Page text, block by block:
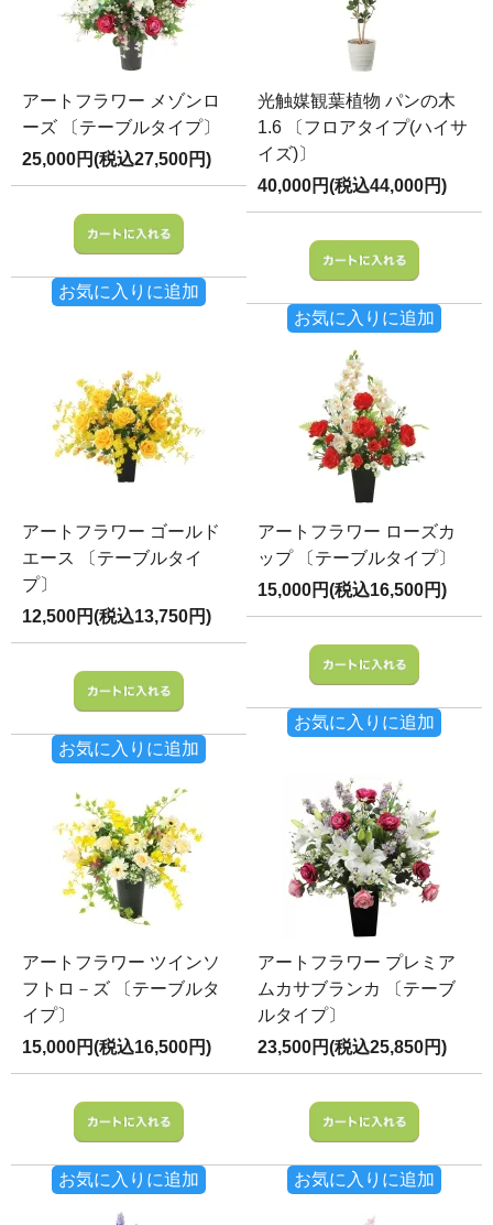
アートフラワー メゾンロ
ーズ 〔テーブルタイプ〕
25,000円(税込27,500円)
お気に入りに追加
光触媒観葉植物 パンの木
1.6 〔フロアタイプ(ハイサ
イズ)〕
40,000円(税込44,000円)
お気に入りに追加
アートフラワー ゴールド
エース 〔テーブルタイ
プ〕
12,500円(税込13,750円)
お気に入りに追加
アートフラワー ローズカ
ップ 〔テーブルタイプ〕
15,000円(税込16,500円)
お気に入りに追加
アートフラワー ツインソ
フトロ－ズ 〔テーブルタ
イプ〕
15,000円(税込16,500円)
お気に入りに追加
アートフラワー プレミア
ムカサブランカ 〔テーブ
ルタイプ〕
23,500円(税込25,850円)
お気に入りに追加